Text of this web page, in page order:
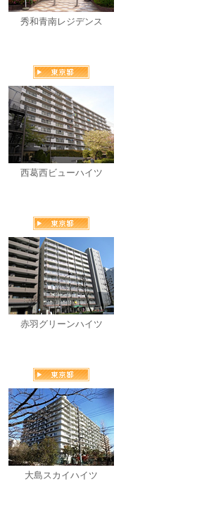
秀和青南レジデンス
西葛西ビューハイツ
赤羽グリーンハイツ
大島スカイハイツ